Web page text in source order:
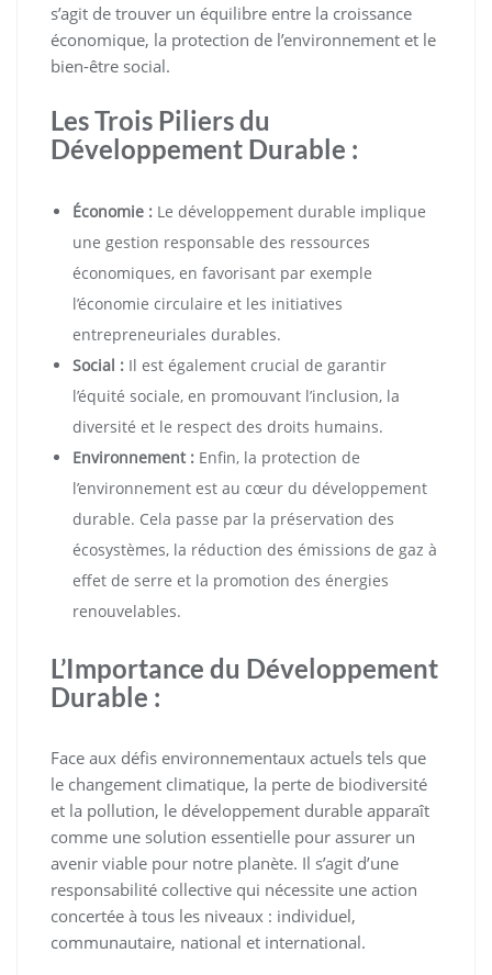
s’agit de trouver un équilibre entre la croissance
économique, la protection de l’environnement et le
bien-être social.
Les Trois Piliers du
Développement Durable :
Économie : Le développement durable implique
une gestion responsable des ressources
économiques, en favorisant par exemple
l’économie circulaire et les initiatives
entrepreneuriales durables.
Social : Il est également crucial de garantir
l’équité sociale, en promouvant l’inclusion, la
diversité et le respect des droits humains.
Environnement : Enfin, la protection de
l’environnement est au cœur du développement
durable. Cela passe par la préservation des
écosystèmes, la réduction des émissions de gaz à
effet de serre et la promotion des énergies
renouvelables.
L’Importance du Développement
Durable :
Face aux défis environnementaux actuels tels que
le changement climatique, la perte de biodiversité
et la pollution, le développement durable apparaît
comme une solution essentielle pour assurer un
avenir viable pour notre planète. Il s’agit d’une
responsabilité collective qui nécessite une action
concertée à tous les niveaux : individuel,
communautaire, national et international.